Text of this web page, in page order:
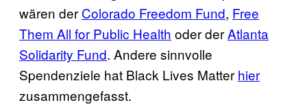
wären der Colorado Freedom Fund, Free
Them All for Public Health oder derAtlanta
Solidarity Fund. Andere sinnvolle
Spendenziele hat Black Lives Matter hier
zusammengefasst.